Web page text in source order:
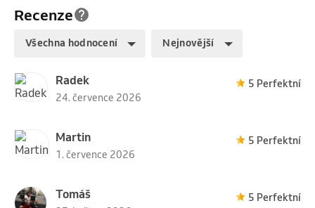
Recenze
Všechna hodnocení Nejnovější
Radek
24. července 2026
5 Perfektní
Martin
1. července 2026
5 Perfektní
Tomáš 5 Perfektní